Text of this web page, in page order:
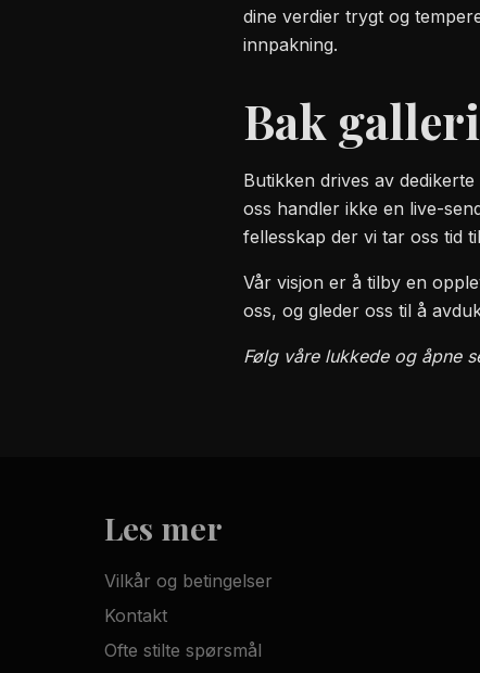
dine verdier trygt og
innpakning.
Bak
Butikken drives av
oss handler ikke en live-
fellesskap der vi tar oss tid
Vår visjon er å tilby en
oss, og gleder oss til å
Følg våre lukkede og åpne
Les mer
Vilkår og betingelser
Kontakt
Ofte stilte spørsmål